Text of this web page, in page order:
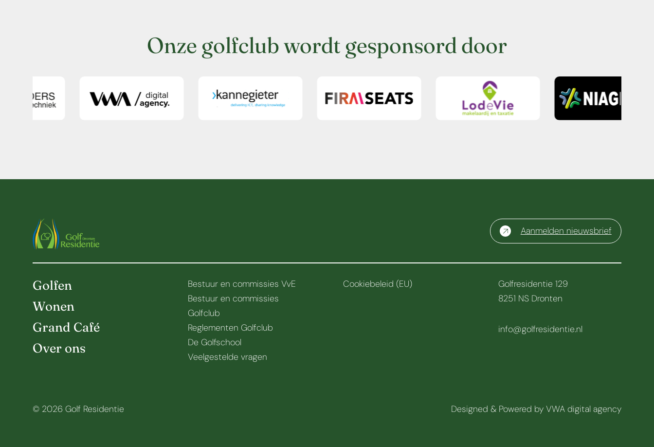
Onze golfclub wordt gesponsord door
Aanmelden nieuwsbrief
Golfen
Wonen
Grand Café
Over ons
Bestuur en commissies VvE
Bestuur en commissies
Golfclub
Reglementen Golfclub
De Golfschool
Veelgestelde vragen
Cookiebeleid (EU)
Golfresidentie 129
8251 NS Dronten
info@golfresidentie.nl
© 2026 Golf Residentie Designed & Powered by VWA digital agency